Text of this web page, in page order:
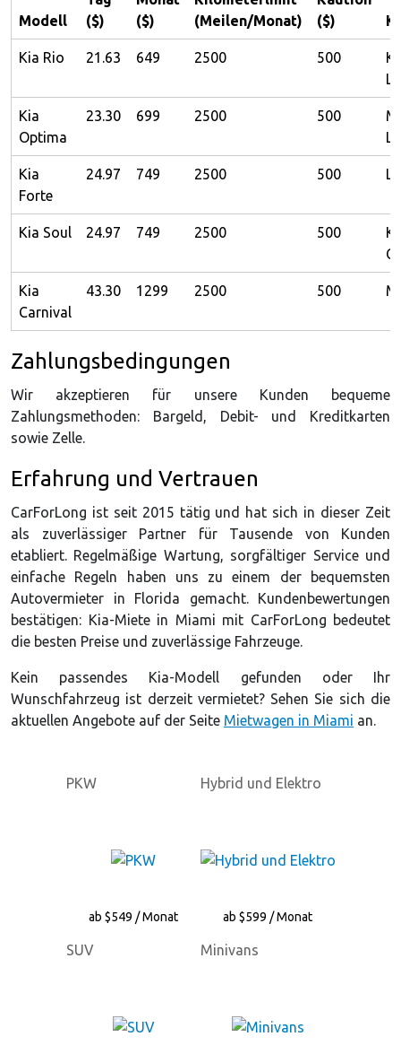
Modell
($)
($)
(Meilen/Monat)
($)
Kia Rio 21.63 649 2500 500
Kia
Optima
23.30 699 2500 500
Kia
Forte
24.97 749 2500 500
Kia Soul 24.97 749 2500 500
Kia
Carnival
43.30 1299 2500 500
Zahlungsbedingungen
Wir akzeptieren für unsere Kunden bequeme
Zahlungsmethoden: Bargeld, Debit- und Kreditkarten
sowie Zelle.
Erfahrung und Vertrauen
CarForLong ist seit 2015 tätig und hat sich in dieser Zeit
als zuverlässiger Partner für Tausende von Kunden
etabliert. Regelmäßige Wartung, sorgfältiger Service und
einfache Regeln haben uns zu einem der bequemsten
Autovermieter in Florida gemacht. Kundenbewertungen
bestätigen: Kia-Miete in Miami mit CarForLong bedeutet
die besten Preise und zuverlässige Fahrzeuge.
Kein passendes Kia-Modell gefunden oder Ihr
Wunschfahrzeug ist derzeit vermietet? Sehen Sie sich die
aktuellen Angebote auf der Seite Mietwagen in Miami an.
PKW
ab $549 / Monat
Hybrid und Elektro
ab $599 / Monat
SUV Minivans